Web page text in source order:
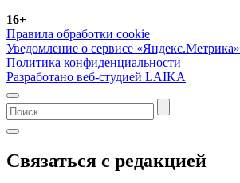
16+
Правила обработки cookie
Уведомление о сервисе «Яндекс.Метрика»
Политика конфиденциальности
Разработано веб-студией LAIKA
Связаться с редакцией